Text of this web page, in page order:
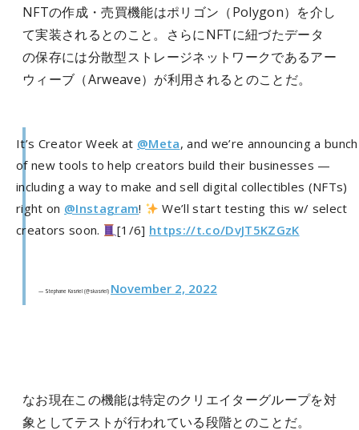
NFTの作成・売買機能はポリゴン（Polygon）を介し
て実装されるとのこと。さらにNFTに紐づたデータ
の保存には分散型ストレージネットワークであるアー
ウィーブ（Arweave）が利用されるとのことだ。
It’s Creator Week at @Meta, and we’re announcing a bunch
of new tools to help creators build their businesses —
including a way to make and sell digital collectibles (NFTs)
right on @Instagram!
We’ll start testing this w/ select
creators soon.
[1/6] https://t.co/DvJT5KZGzK
— Stephane Kasriel (@skasriel) November 2, 2022
なお現在この機能は特定のクリエイターグループを対
象としてテストが行われている段階とのことだ。